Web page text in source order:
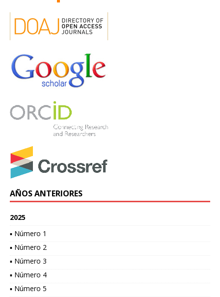
AÑOS ANTERIORES
2025
▪ Número 1
▪ Número 2
▪ Número 3
▪ Número 4
▪ Número 5